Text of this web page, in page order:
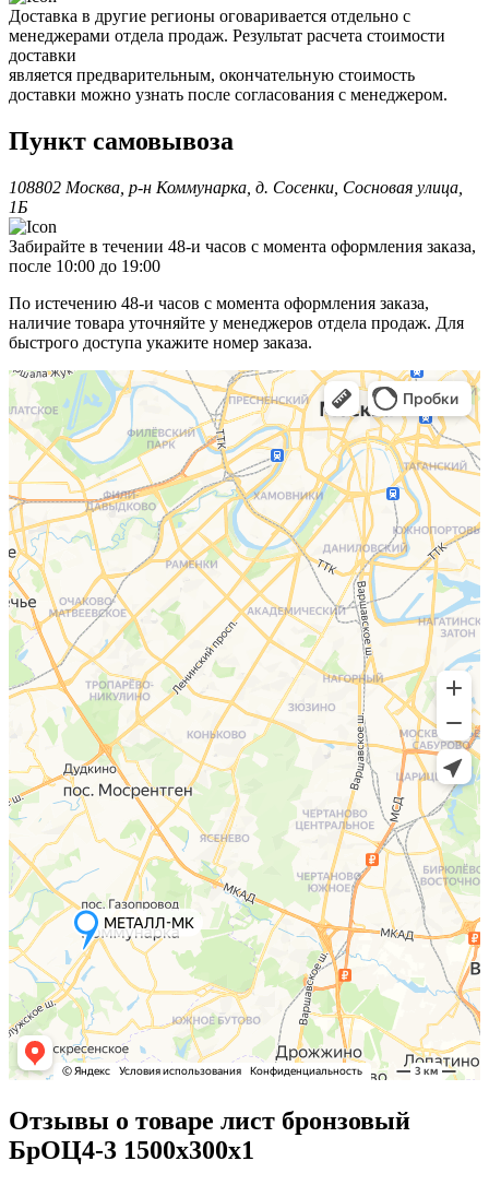
Доставка в другие регионы оговаривается отдельно с
менеджерами отдела продаж. Результат расчета стоимости
доставки
является предварительным, окончательную стоимость
доставки можно узнать после согласования с менеджером.
Пункт самовывоза
108802 Москва, р-н Коммунарка, д. Сосенки, Сосновая улица,
1Б
Забирайте в течении 48-и часов с момента оформления заказа,
после 10:00 до 19:00
По истечению 48-и часов с момента оформления заказа,
наличие товара уточняйте у менеджеров отдела продаж. Для
быстрого доступа укажите номер заказа.
Отзывы о товаре лист бронзовый
БрОЦ4-3 1500х300х1